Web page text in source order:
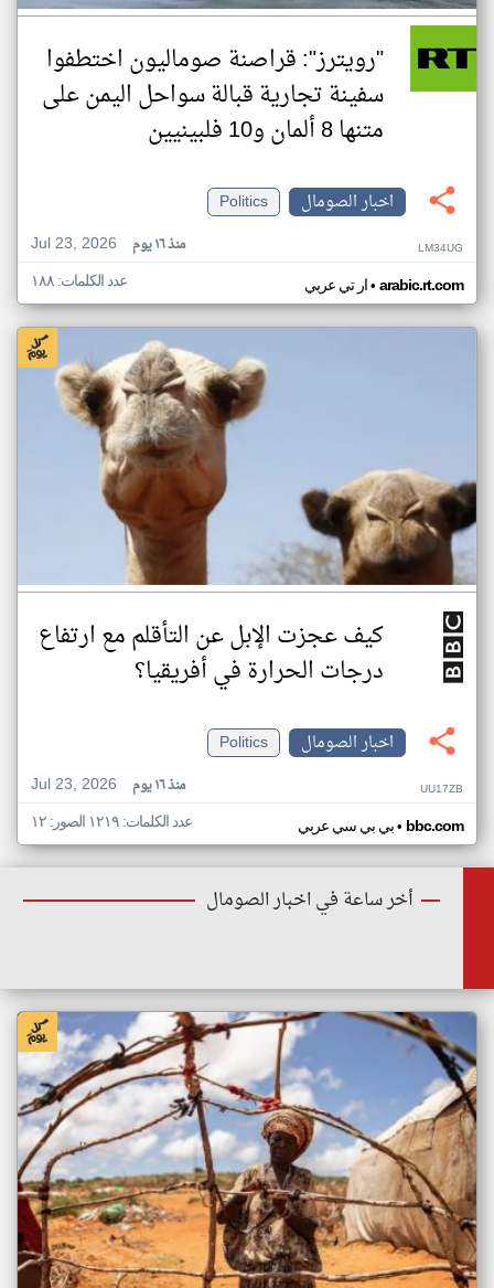
"رويترز": قراصنة صوماليون اختطفوا
سفينة تجارية قبالة سواحل اليمن على
متنها 8 ألمان و10 فلبينيين
اخبار الصومال
Politics
Jul 23, 2026
منذ ١٦ يوم LM34UG
ار تي عربي• arabic.rt.com عدد الكلمات: ١٨٨
كيف عجزت الإبل عن التأقلم مع ارتفاع
درجات الحرارة في أفريقيا؟
اخبار الصومال
Politics
Jul 23, 2026
منذ ١٦ يوم UU17ZB
بي بي سي عربي• bbc.com عدد الكلمات: ١٢١٩ الصور: ١٢
أخر ساعة في اخبار الصومال